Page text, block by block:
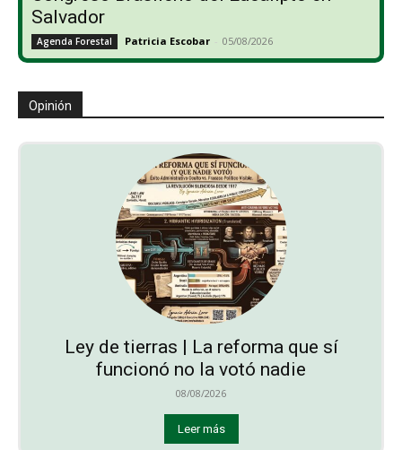
Salvador
Agenda Forestal Patricia Escobar - 05/08/2026
Opinión
Ley de tierras | La reforma que sí
funcionó no la votó nadie
08/08/2026
Leer más